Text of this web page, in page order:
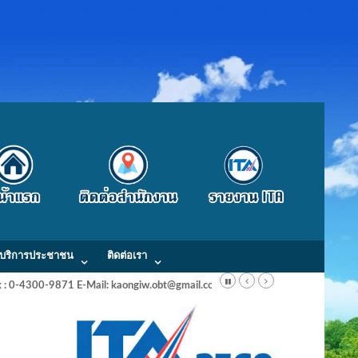
บริการประชาชน ติดต่อเรา
4300-9871 E-Mail: kaongiw.obt@gmail.com